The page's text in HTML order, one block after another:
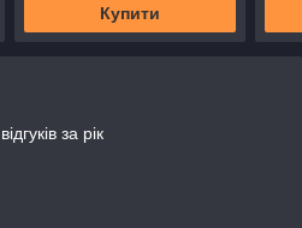
Купити
за рік